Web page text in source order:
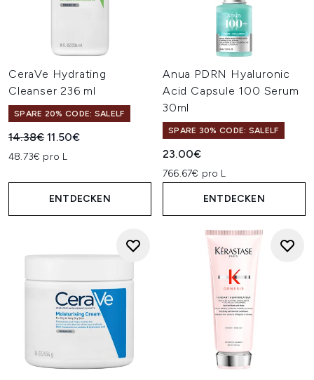
CeraVe Hydrating
Cleanser 236 ml
SPARE 20% CODE: SALELF
Unverbindliche Preisempfehlung:
14.38€Aktueller Preis:
11.50€
48.73€ pro L
ENTDECKEN
Anua PDRN Hyaluronic
Acid Capsule 100 Serum
30ml
SPARE 30% CODE: SALELF
23.00€
766.67€ pro L
ENTDECKEN